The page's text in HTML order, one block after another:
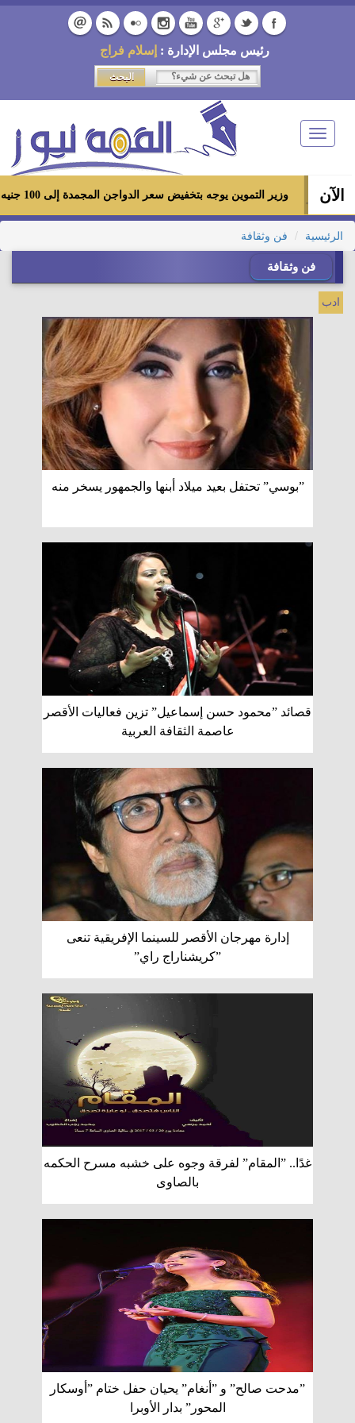
رئيس مجلس الإدارة : إسلام فراج
Toggle
navigation
الآن وزير التموين يوجه بتخفيض سعر الدواجن المجمدة إلى 100 جنيه للكيلو بالمجمعات الاستهلاكية ومعارض «أهلاً رمضان»
الرئيسية فن وثقافة
فن وثقافة
ادب
”بوسي” تحتفل بعيد ميلاد أبنها والجمهور يسخر منه
قصائد ”محمود حسن إسماعيل” تزين فعاليات الأقصر
عاصمة الثقافة العربية
إدارة مهرجان الأقصر للسينما الإفريقية تنعى
”كريشناراج راي”
غدًا.. ”المقام” لفرقة وجوه على خشبه مسرح الحكمه
بالصاوى
”مدحت صالح” و ”أنغام” يحيان حفل ختام ”أوسكار
المحور” بدار الأوبرا